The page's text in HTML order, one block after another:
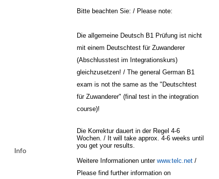
Info
Bitte beachten Sie: / Please note:
Die allgemeine Deutsch B1 Prüfung ist nicht
mit einem Deutschtest für Zuwanderer
(Abschlusstest im Integrationskurs)
gleichzusetzen! / The general German B1
exam is not the same as the "Deutschtest
für Zuwanderer" (final test in the integration
course)!
Die Korrektur dauert in der Regel 4-6
Wochen. / It will take approx. 4-6 weeks until
you get your results.
Weitere Informationen unter www.telc.net/
Please find further information on